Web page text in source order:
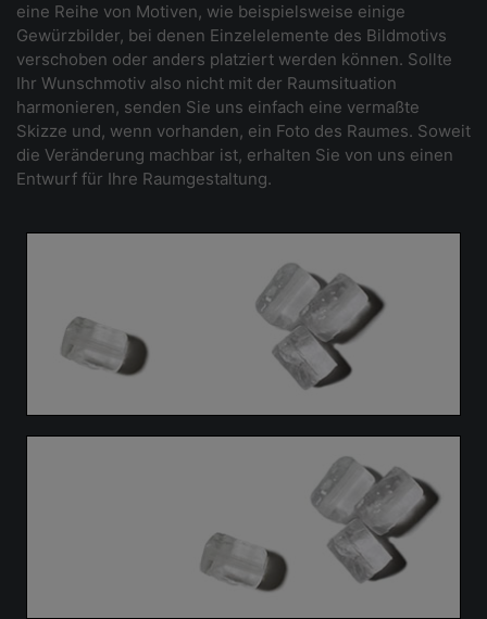
eine Reihe von Motiven, wie beispielsweise einige
Gewürzbilder, bei denen Einzelelemente des Bildmotivs
verschoben oder anders platziert werden können. Sollte
Ihr Wunschmotiv also nicht mit der Raumsituation
harmonieren, senden Sie uns einfach eine vermaßte
Skizze und, wenn vorhanden, ein Foto des Raumes. Soweit
die Veränderung machbar ist, erhalten Sie von uns einen
Entwurf für Ihre Raumgestaltung.